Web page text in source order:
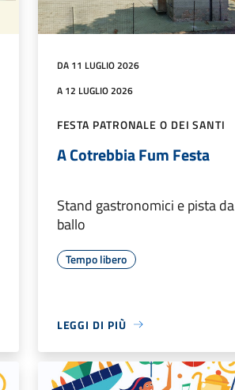
DA 11 LUGLIO 2026
A 12 LUGLIO 2026
FESTA PATRONALE O DEI SANTI
A Cotrebbia Fum Festa
Stand gastronomici e pista da
ballo
Tempo libero
LEGGI DI PIÙ